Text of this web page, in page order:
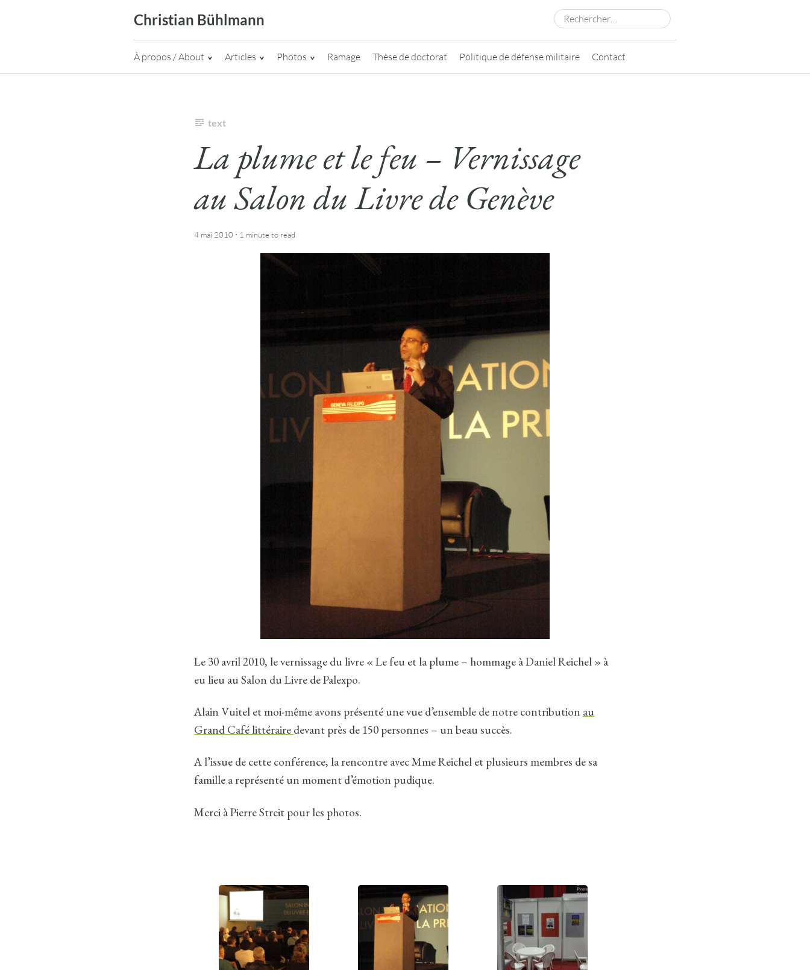
Christian Bühlmann Rechercher :
À propos / About Articles Photos Ramage Thèse de doctorat Politique de défense militaire Contact
text
La plume et le feu – Vernissage
au Salon du Livre de Genève
4 mai 2010 · 1 minute to read
Le 30 avril 2010, le vernissage du livre « Le feu et la plume – hommage à Daniel Reichel » à
eu lieu au Salon du Livre de Palexpo.
Alain Vuitel et moi-même avons présenté une vue d’ensemble de notre contribution au
Grand Café littéraire devant près de 150 personnes – un beau succès.
A l’issue de cette conférence, la rencontre avec Mme Reichel et plusieurs membres de sa
famille a représenté un moment d’émotion pudique.
Merci à Pierre Streit pour les photos.